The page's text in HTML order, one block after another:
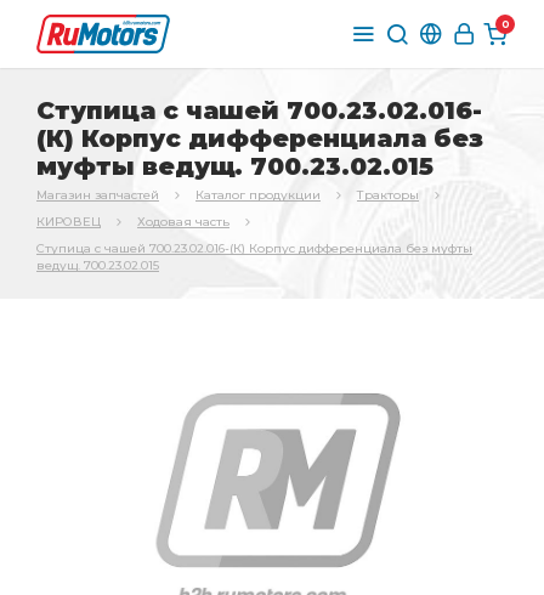
0
Ступица с чашей 700.23.02.016-
(К) Корпус дифференциала без
муфты ведущ. 700.23.02.015
Магазин запчастей Каталог продукции
Тракторы
КИРОВЕЦ
Ходовая часть
Ступица с чашей 700.23.02.016-(К) Корпус дифференциала без муфты
ведущ. 700.23.02.015